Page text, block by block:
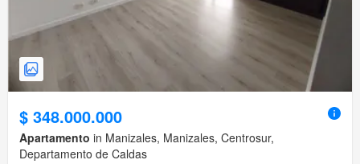
$ 348.000.000
Apartamento in Manizales, Manizales, Centrosur,
Departamento de Caldas